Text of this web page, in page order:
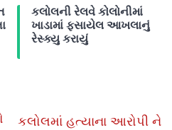
કલોલની રેલવે કોલોનીમાં
ખાડામાં ફસાયેલ આખલાનું
રેસ્ક્યુ કરાયું
કલોલમાં હત્યાના આરોપી ને